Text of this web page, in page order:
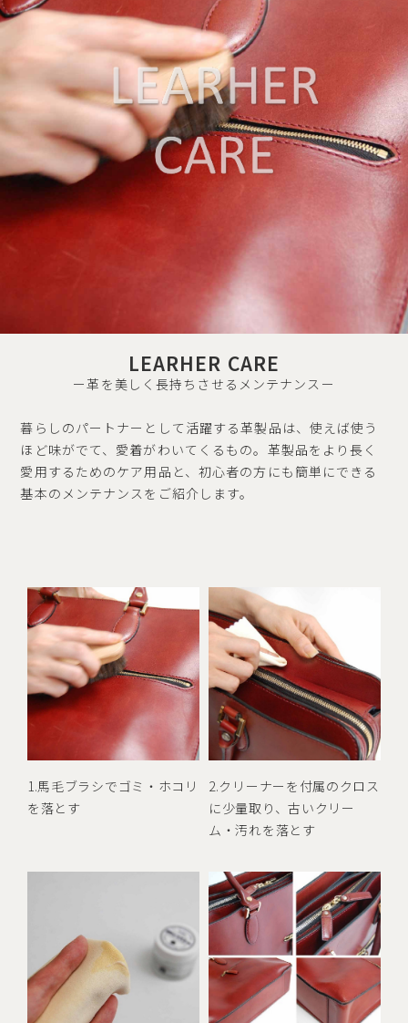
LEARHER CARE
ー革を美しく長持ちさせるメンテナンスー
暮らしのパートナーとして活躍する革製品は、使えば使う
ほど味がでて、愛着がわいてくるもの。革製品をより長く
愛用するためのケア用品と、初心者の方にも簡単にできる
基本のメンテナンスをご紹介します。
1.馬毛ブラシでゴミ・ホコリ
を落とす
2.クリーナーを付属のクロス
に少量取り、古いクリー
ム・汚れを落とす